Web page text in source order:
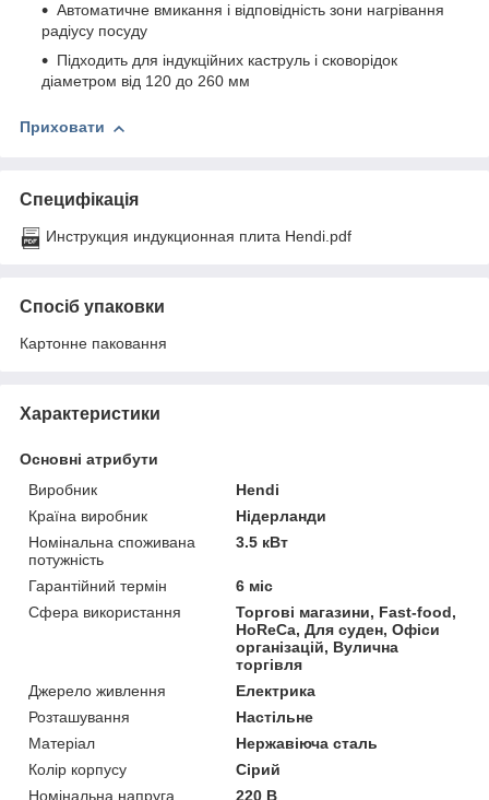
Автоматичне вмикання і відповідність зони нагрівання
радіусу посуду
Підходить для індукційних каструль і сковорідок
діаметром від 120 до 260 мм
Приховати
Специфікація
Инструкция индукционная плита Hendi.pdf
Спосіб упаковки
Картонне паковання
Характеристики
Основні атрибути
Виробник
Hendi
Країна виробник
Нідерланди
Номінальна споживана
потужність
3.5 кВт
Гарантійний термін
6 міс
Сфера використання
Торгові магазини, Fast-food,
HoReCa, Для суден, Офіси
організацій, Вулична
торгівля
Джерело живлення
Електрика
Розташування
Настільне
Матеріал
Нержавіюча сталь
Колір корпусу
Сірий
Номінальна напруга
220 В